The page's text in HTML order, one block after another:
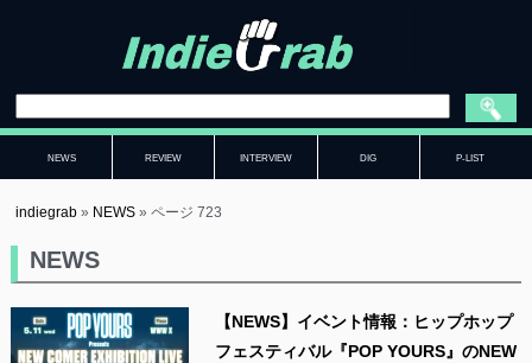
NEWS REVIEW INTERVIEW DIG P-LIST
indiegrab » NEWS »ページ 723
NEWS
【NEWS】イベント情報：ヒップホップ
フェスティバル『POP YOURS』のNEW